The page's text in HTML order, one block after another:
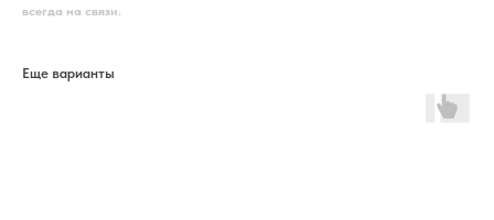
всегда на связи.
Еще варианты